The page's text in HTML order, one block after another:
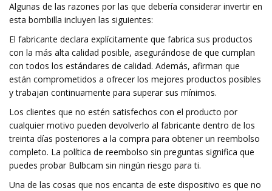
Algunas de las razones por las que debería considerar invertir en
esta bombilla incluyen las siguientes:
El fabricante declara explícitamente que fabrica sus productos
con la más alta calidad posible, asegurándose de que cumplan
con todos los estándares de calidad. Además, afirman que
están comprometidos a ofrecer los mejores productos posibles
y trabajan continuamente para superar sus mínimos.
Los clientes que no estén satisfechos con el producto por
cualquier motivo pueden devolverlo al fabricante dentro de los
treinta días posteriores a la compra para obtener un reembolso
completo. La política de reembolso sin preguntas significa que
puedes probar Bulbcam sin ningún riesgo para ti.
Una de las cosas que nos encanta de este dispositivo es que no